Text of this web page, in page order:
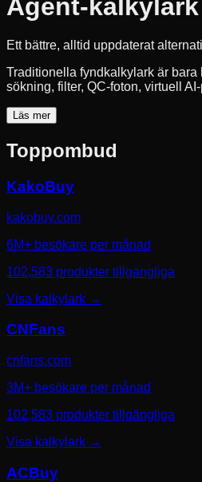
Agent-kalkylark
Ett bättre, alltid uppdaterat
Traditionella fyndkalkylark är
sökning, filter, QC-foton, virtuell
Läs mer
Toppombud
KakoBuy
kakobuy.com
6M+ besökare per månad
102,583 produkter tillgängliga
Visa kalkylark →
CNFans
cnfans.com
3M+ besökare per månad
102,583 produkter tillgängliga
Visa kalkylark →
ACBuy